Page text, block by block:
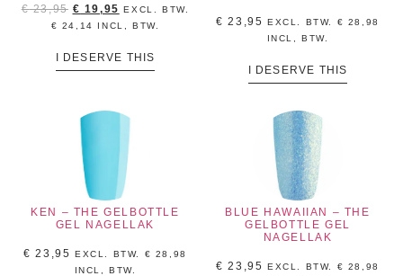
€23,95 € 19,95 EXCL. BTW.
€ 24,14 INCL, BTW.
I DESERVE THIS
€ 23,95 EXCL. BTW. € 28,98
INCL, BTW.
I DESERVE THIS
KEN – THE GELBOTTLE
GEL NAGELLAK
€ 23,95 EXCL. BTW. € 28,98
INCL, BTW.
BLUE HAWAIIAN – THE
GELBOTTLE GEL
NAGELLAK
€ 23,95 EXCL. BTW. € 28,98